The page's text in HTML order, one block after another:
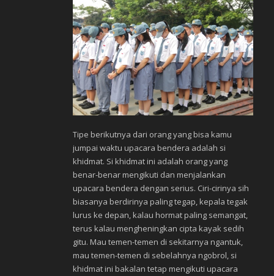
Tipe berikutnya dari orang yang bisa kamu
jumpai waktu upacara bendera adalah si
khidmat. Si khidmat ini adalah orang yang
benar-benar mengikuti dan menjalankan
upacara bendera dengan serius. Ciri-cirinya sih
biasanya berdirinya paling tegap, kepala tegak
lurus ke depan, kalau hormat paling semangat,
terus kalau mengheningkan cipta kayak sedih
gitu. Mau temen-temen di sekitarnya ngantuk,
mau temen-temen di sebelahnya ngobrol, si
khidmat ini bakalan tetap mengikuti upacara